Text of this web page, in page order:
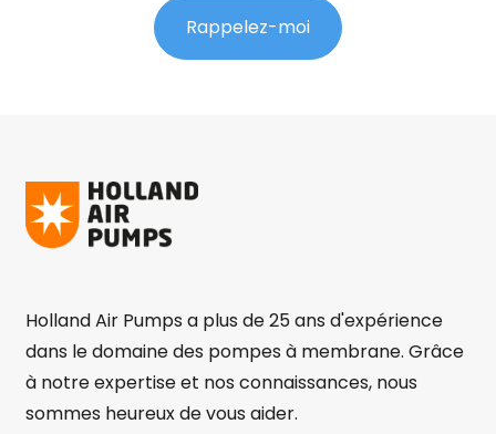
Rappelez-moi
Holland Air Pumps a plus de 25 ans d'expérience
dans le domaine des pompes à membrane. Grâce
à notre expertise et nos connaissances, nous
sommes heureux de vous aider.